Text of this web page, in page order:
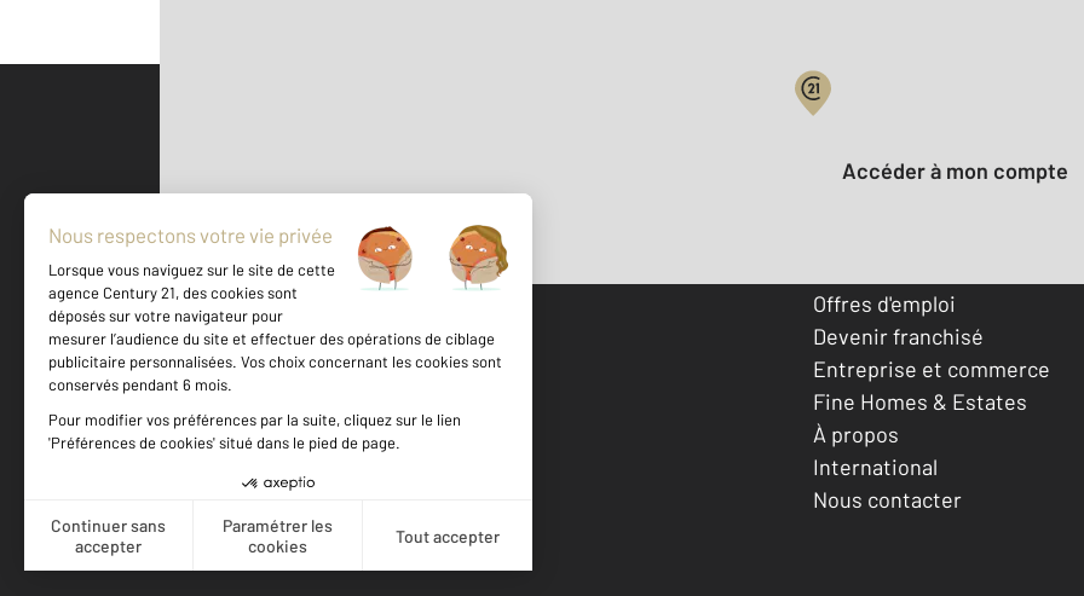
500 m ©Mappy
Votre compte :
Accéder à mon compte
Votre agence est notée
Achat
Location
Offres d'emploi
Devenir franchisé
Entreprise et commerce
Fine Homes & Estates
À propos
International
Nous contacter